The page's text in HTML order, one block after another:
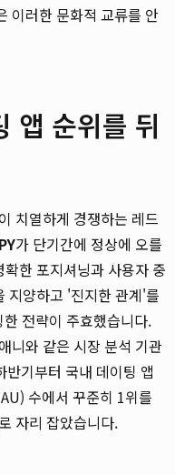
이러한 문화적 교류를 안
앱 순위를 뒤
치열하게 경쟁하는 레드
가 단기간에 정상에 오를
한 포지셔닝과 사용자 중
지양하고 '진지한 관계'를
전략이 주효했습니다.
니와 같은 시장 분석 기관
기부터 국내 데이팅 앱
수에서 꾸준히 1위를
로 자리 잡았습니다.